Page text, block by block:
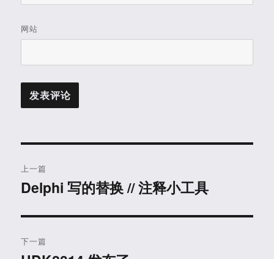
网站
章
航
上一篇
上
文
章：
Delphi 写的替换 // 注释小工具
下一篇